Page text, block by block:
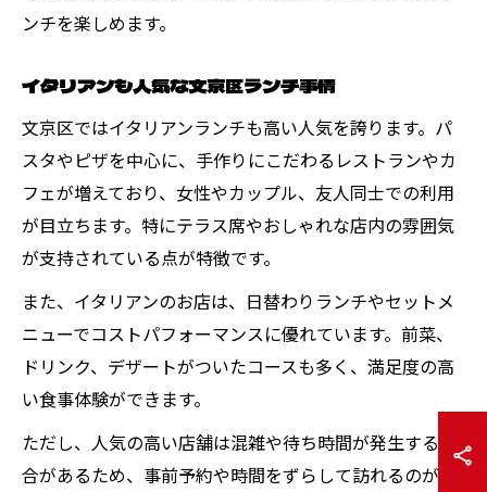
ンチを楽しめます。
イタリアンも人気な文京区ランチ事情
文京区ではイタリアンランチも高い人気を誇ります。パ
スタやピザを中心に、手作りにこだわるレストランやカ
フェが増えており、女性やカップル、友人同士での利用
が目立ちます。特にテラス席やおしゃれな店内の雰囲気
が支持されている点が特徴です。
また、イタリアンのお店は、日替わりランチやセットメ
ニューでコストパフォーマンスに優れています。前菜、
ドリンク、デザートがついたコースも多く、満足度の高
い食事体験ができます。
ただし、人気の高い店舗は混雑や待ち時間が発生する場
合があるため、事前予約や時間をずらして訪れるのがコ